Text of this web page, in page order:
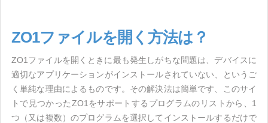
ZO1ファイルを開く方法は？
ZO1ファイルを開くときに最も発生しがちな問題は、デバイスに
適切なアプリケーションがインストールされていない、というご
く単純な理由によるものです。その解決法は簡単です、このサイ
トで見つかったZO1をサポートするプログラムのリストから、1
つ（又は複数）のプログラムを選択してインストールするだけで